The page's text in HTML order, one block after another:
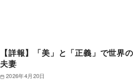
【詳報】「美」と「正義」で世
夫妻
2026年4月20日